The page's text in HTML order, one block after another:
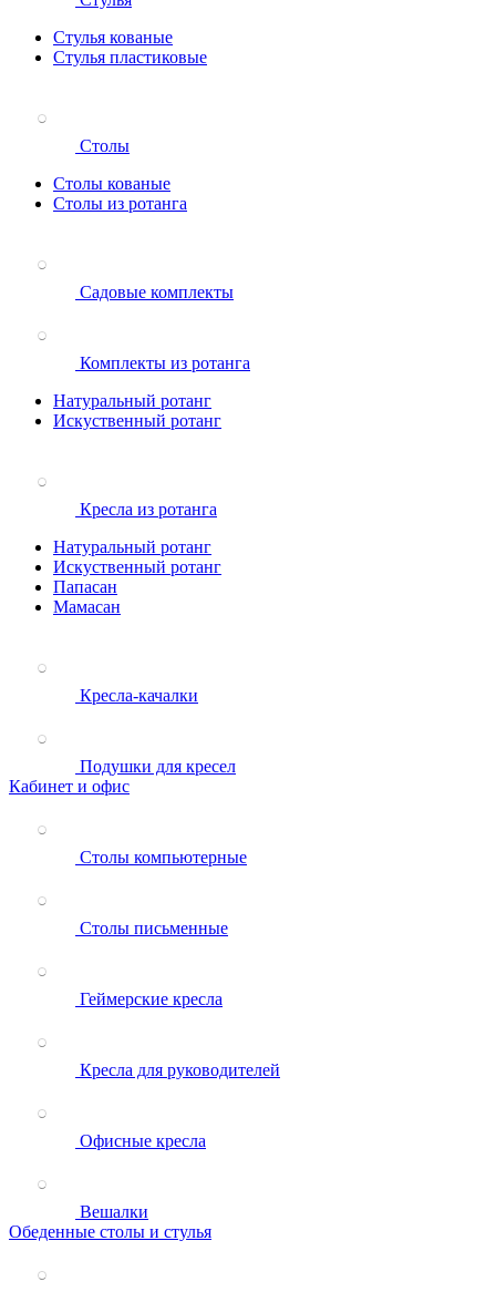
Стулья кованые
Стулья пластиковые
Столы
Столы кованые
Столы из ротанга
Садовые комплекты
Комплекты из ротанга
Натуральный ротанг
Искуственный ротанг
Кресла из ротанга
Натуральный ротанг
Искуственный ротанг
Папасан
Мамасан
Кресла-качалки
Подушки для кресел
Кабинет и офис
Столы компьютерные
Столы письменные
Геймерские кресла
Кресла для руководителей
Офисные кресла
Вешалки
Обеденные столы и стулья